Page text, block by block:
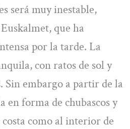
será muy inestable,
que ha
por la tarde. La
con ratos de sol y
Sin embargo a partir de la
forma de chubascos y
como al interior de